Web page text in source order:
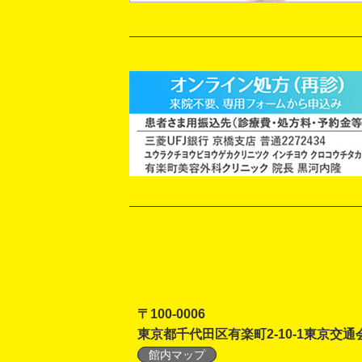
〒100-0006
東京都千代田区有楽町2-10-1東京交通
館内マップ